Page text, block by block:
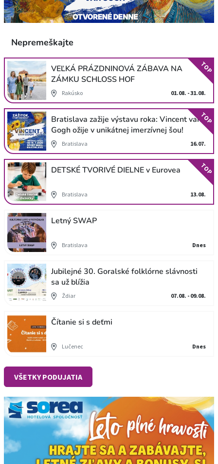
Nepremeškajte
VEĽKÁ PRÁZDNINOVÁ ZÁBAVA NA
ZÁMKU SCHLOSS HOF
Rakúsko 01.08. - 31.08.
TOP
Bratislava zažije výstavu roka: Vincent van
Gogh ožije v unikátnej imerzívnej šou!
Bratislava 16.07.
TOP
DETSKÉ TVORIVÉ DIELNE v Eurovea
Bratislava 13.08.
TOP
Letný SWAP
Bratislava Dnes
Jubilejné 30. Goralské folklórne slávnosti
sa už blížia
Ždiar 07.08. - 09.08.
Čítanie si s deťmi
Lučenec Dnes
VŠETKY PODUJATIA